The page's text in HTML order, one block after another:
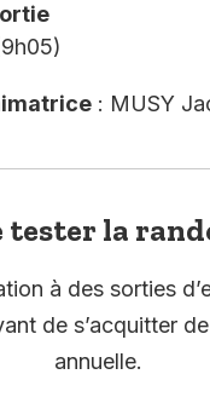
: MUSY
tester la
à des sorties
de s’acquitter de
annuelle.